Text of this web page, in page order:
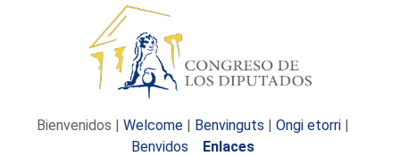
Bienvenidos | Welcome | Benvinguts | Ongi etorri |
Benvidos
Enlaces